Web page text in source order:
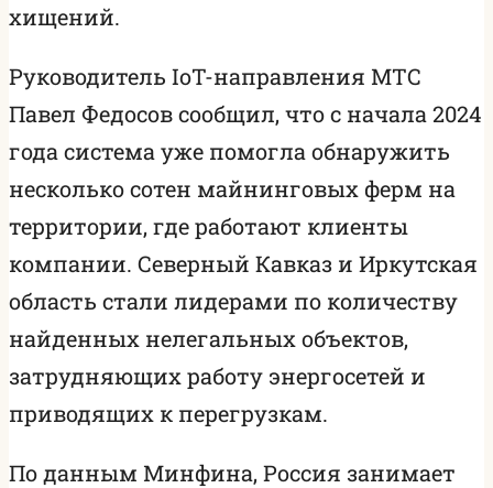
хищений.
Руководитель IoT-направления МТС
Павел Федосов сообщил, что с начала 2024
года система уже помогла обнаружить
несколько сотен майнинговых ферм на
территории, где работают клиенты
компании. Северный Кавказ и Иркутская
область стали лидерами по количеству
найденных нелегальных объектов,
затрудняющих работу энергосетей и
приводящих к перегрузкам.
По данным Минфина, Россия занимает